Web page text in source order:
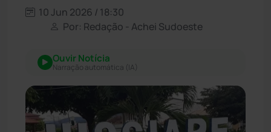
10 Jun 2026 / 18:30
Por: Redação - Achei Sudoeste
Ouvir Notícia
Narração automática (IA)